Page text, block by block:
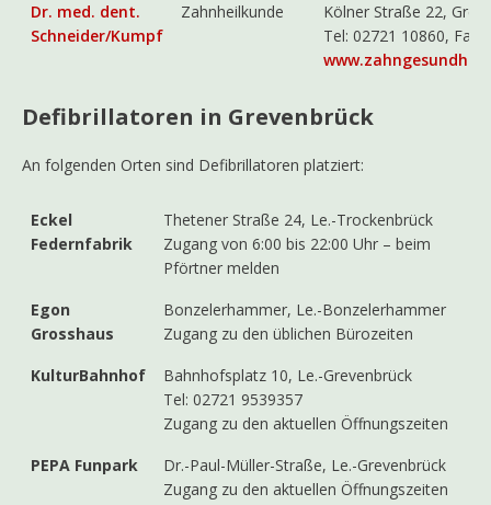
Dr. med. dent.
Schneider/Kumpf
Zahnheilkunde
Kölner Straße 22,
Tel: 02721 10860, Fax
Defibrillatoren in Grevenbrück
An folgenden Orten sind Defibrillatoren platziert:
Eckel
Federnfabrik
Thetener Straße 24, Le.-Trockenbrück
Zugang von 6:00 bis 22:00 Uhr – beim
Pförtner melden
Egon
Grosshaus
Bonzelerhammer, Le.-Bonzelerhammer
Zugang zu den üblichen Bürozeiten
KulturBahnhof
Bahnhofsplatz 10, Le.-Grevenbrück
Tel: 02721 9539357
Zugang zu den aktuellen Öffnungszeiten
PEPA Funpark
Dr.-Paul-Müller-Straße, Le.-Grevenbrück
Zugang zu den aktuellen Öffnungszeiten